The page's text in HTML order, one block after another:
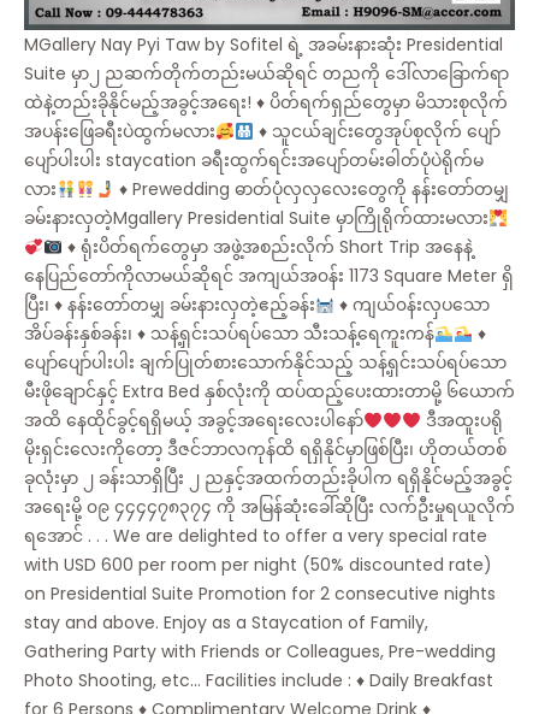
MGallery Nay Pyi Taw by Sofitel ရဲ့ အခမ်းနားဆုံး Presidential
Suite မှာ၂ ညဆက်တိုက်တည်းမယ်ဆိုရင် တညကို ဒေါ်လာခြောက်ရာ
ထဲနဲ့တည်းခိုနိုင်မည့်အခွင့်အရေး! ♦️ ပိတ်ရက်ရှည်တွေမှာ မိသားစုလိုက်
အပန်းဖြေခရီးပဲထွက်မလား
♦️သူငယ်ချင်းတွေအုပ်စုလိုက် ပျော်
ပျော်ပါးပါး staycation ခရီးထွက်ရင်းအပျော်တမ်းဓါတ်ပုံပဲရိုက်မ
လား
♦️Prewedding ဓာတ်ပုံလှလှလေးတွေကို နန်းတော်တမျှ
ခမ်းနားလှတဲ့Mgallery Presidential Suite မှာကြိုရိုက်ထားမလား
♦️ရုံးပိတ်ရက်တွေမှာ အဖွဲ့အစည်းလိုက် Short Trip အနေနဲ့
နေပြည်တော်ကိုလာမယ်ဆိုရင် အကျယ်အ၀န်း 1173 Square Meter ရှိ
ပြီး၊ ♦️ နန်းတော်တမျှ ခမ်းနားလှတဲ့ဧည့်ခန်း ♦️ကျယ်၀န်းလှပသော
အိပ်ခန်းနှစ်ခန်း၊ ♦️ သန့်ရှင်းသပ်ရပ်သော သီးသန့်ရေကူးကန်
♦️
ပျော်ပျော်ပါးပါး ချက်ပြုတ်စားသောက်နိုင်သည့် သန့်ရှင်းသပ်ရပ်သော
မီးဖိုချောင်နှင့် Extra Bed နှစ်လုံးကို ထပ်ထည့်ပေးထားတာမို့ ၆ယောက်
အထိ နေထိုင်ခွင့်ရရှိမယ့် အခွင့်အရေးလေးပါနော်
ဒီအထူးပရို
မိုးရှင်းလေးကိုတော့ ဒီဇင်ဘာလကုန်ထိ ရရှိနိုင်မှာဖြစ်ပြီး၊ ဟိုတယ်တစ်
ခုလုံးမှာ ၂ ခန်းသာရှိပြီး ၂ ညနှင့်အထက်တည်းခိုပါက ရရှိနိုင်မည့်အခွင့်
အရေးမို့ ၀၉ ၄၄၄၄၇၈၃၇၄ ကို အမြန်ဆုံးခေါ်ဆိုပြီး လက်ဦးမှုရယူလိုက်
ရအောင် . . . We are delighted to offer a very special rate
with USD 600 per room per night (50% discounted rate)
on Presidential Suite Promotion for 2 consecutive nights
stay and above. Enjoy as a Staycation of Family,
Gathering Party with Friends or Colleagues, Pre-wedding
Photo Shooting, etc… Facilities include : ♦️ Daily Breakfast